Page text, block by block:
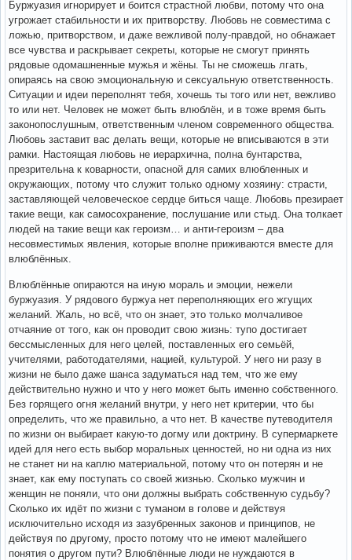
Буржуазия игнорирует и боится страстной любви, потому что она
угрожает стабильности и их притворству. Любовь не совместима с
ложью, притворством, и даже вежливой полу-правдой, но обнажает
все чувства и раскрывает секреты, которые не смогут принять
рядовые одомашненные мужья и жёны. Ты не сможешь лгать,
опираясь на свою эмоциональную и сексуальную ответственность.
Ситуации и идеи переполнят тебя, хочешь ты того или нет, вежливо
то или нет. Человек не может быть влюблён, и в тоже время быть
законопослушным, ответственным членом современного общества.
Любовь заставит вас делать вещи, которые не вписываются в эти
рамки. Настоящая любовь не иерархична, полна бунтарства,
презрительна к коварности, опасной для самих влюбленных и
окружающих, потому что служит только одному хозяину: страсти,
заставляющей человеческое сердце биться чаще. Любовь презирает
такие вещи, как самосохранение, послушание или стыд. Она толкает
людей на такие вещи как героизм… и анти-героизм – два
несовместимых явления, которые вполне приживаются вместе для
влюблённых.
Влюблённые опираются на иную мораль и эмоции, нежели
буржуазия. У рядового буржуа нет переполняющих его жгущих
желаний. Жаль, но всё, что он знает, это только молчаливое
отчаяние от того, как он проводит свою жизнь: тупо достигает
бессмысленных для него целей, поставленных его семьёй,
учителями, работодателями, нацией, культурой. У него ни разу в
жизни не было даже шанса задуматься над тем, что же ему
действительно нужно и что у него может быть именно собственного.
Без горящего огня желаний внутри, у него нет критерии, что бы
определить, что же правильно, а что нет. В качестве путеводителя
по жизни он выбирает какую-то догму или доктрину. В супермаркете
идей для него есть выбор моральных ценностей, но ни одна из них
не станет ни на каплю материальной, потому что он потерян и не
знает, как ему поступать со своей жизнью. Сколько мужчин и
женщин не поняли, что они должны выбрать собственную судьбу?
Сколько их идёт по жизни с туманом в голове и действуя
исключительно исходя из зазубренных законов и принципов, не
действуя по другому, просто потому что не имеют малейшего
понятия о другом пути? Влюблённые люди не нуждаются в